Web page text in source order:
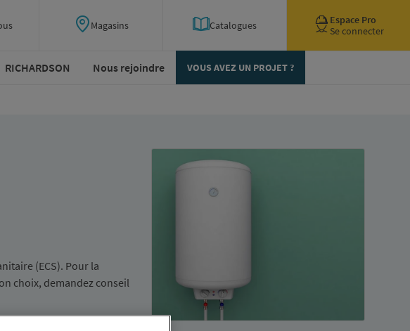
Magasins Catalogues
Espace Pro
Se connecter
RICHARDSON Nous rejoindre VOUS AVEZ UN PROJET ?
(ECS). Pour la
choix, demandez conseil